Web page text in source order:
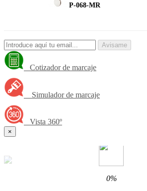
P-068-MR
Avisame
Cotizador de marcaje
Simulador de marcaje
Vista 360º
×